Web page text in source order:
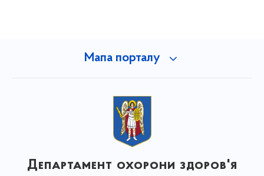
Мапа порталу
Департамент охорони здоров'я